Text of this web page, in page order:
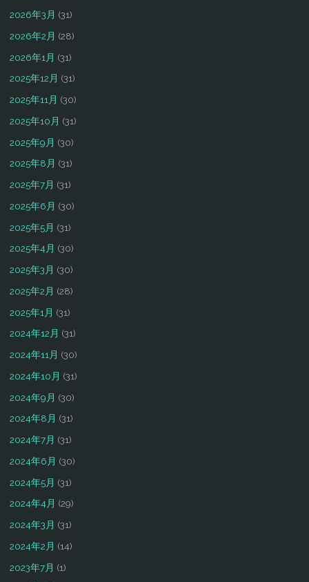
2026年3月 (31)
2026年2月 (28)
2026年1月 (31)
2025年12月 (31)
2025年11月 (30)
2025年10月 (31)
2025年9月 (30)
2025年8月 (31)
2025年7月 (31)
2025年6月 (30)
2025年5月 (31)
2025年4月 (30)
2025年3月 (30)
2025年2月 (28)
2025年1月 (31)
2024年12月 (31)
2024年11月 (30)
2024年10月 (31)
2024年9月 (30)
2024年8月 (31)
2024年7月 (31)
2024年6月 (30)
2024年5月 (31)
2024年4月 (29)
2024年3月 (31)
2024年2月 (14)
2023年7月 (1)